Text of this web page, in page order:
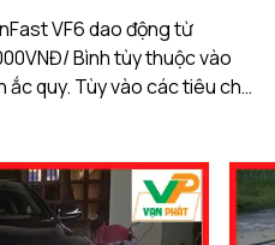
VF6 dao động từ
Bình tùy thuộc vào
ắc quy. Tùy vào các tiêu chí
quy xe VinFast VF6